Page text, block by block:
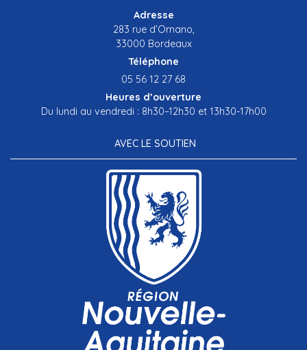
Adresse
283 rue d’Ornano,
33000 Bordeaux
Téléphone
05 56 12 27 68
Heures d’ouverture
Du lundi au vendredi : 8h30–12h30 et 13h30-17h00
AVEC LE SOUTIEN